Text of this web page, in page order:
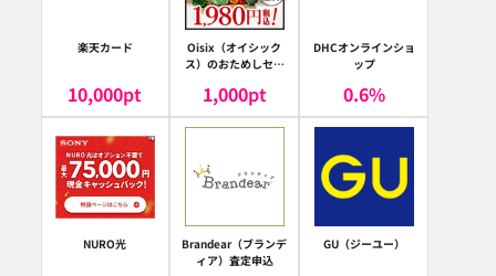
楽天カード
10,000pt
Oisix（オイシック
ス）のおためしセッ
1,000pt
DHCオンラインショ
ップ
0.6%
NURO光
Brandear（ブランデ
ィア）査定申込
GU（ジーユー）